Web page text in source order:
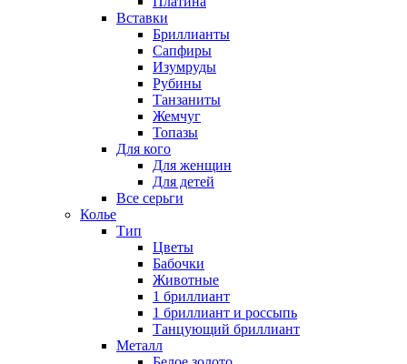
Вставки
Бриллианты
Сапфиры
Изумруды
Рубины
Танзаниты
Жемчуг
Топазы
Для кого
Для женщин
Для детей
Все серьги
Колье
Тип
Цветы
Бабочки
Животные
1 бриллиант
1 бриллиант и россыпь
Танцующий бриллиант
Металл